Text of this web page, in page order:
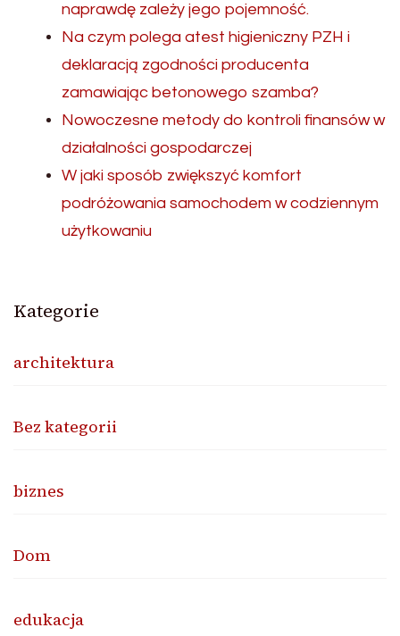
naprawdę zależy jego pojemność.
Na czym polega atest higieniczny PZH i
deklaracją zgodności producenta
zamawiając betonowego szamba?
Nowoczesne metody do kontroli finansów w
działalności gospodarczej
W jaki sposób zwiększyć komfort
podróżowania samochodem w codziennym
użytkowaniu
Kategorie
architektura
Bez kategorii
biznes
Dom
edukacja